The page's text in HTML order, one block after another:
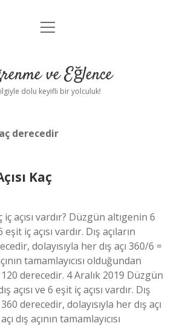
Anasayfa
Yasal Uyarı
menüyü
ve Eğlence
dolu keyifli bir yolculuk!
derecedir
Kaç
açısı vardır? Düzgün altıgenin 6
eşit iç açısı vardır. Dış açıların
dolayısıyla her dış açı 360/6 =
tamamlayıcısı olduğundan
derecedir. 4 Aralık 2019 Düzgün
açısı ve 6 eşit iç açısı vardır. Dış
derecedir, dolayısıyla her dış açı
dış açının tamamlayıcısı